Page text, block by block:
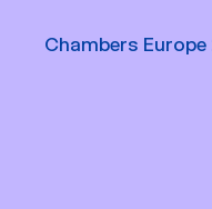
Chambers